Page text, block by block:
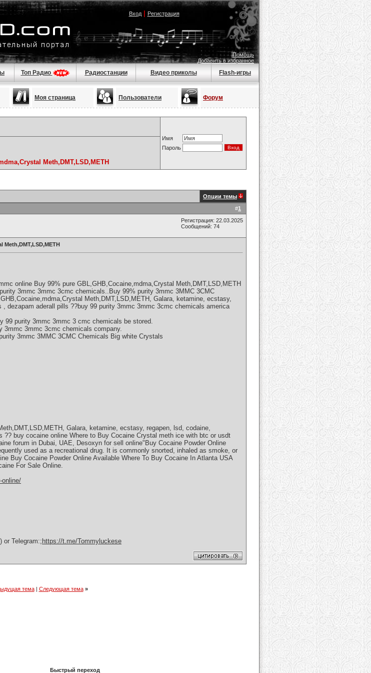
Вход| Регистрация
Помощь
Добавить в избранное
Топ Радио Радиостанции Видео приколы Flash-игры
Моя страница Пользователи Форум
Имя
Пароль
Meth,DMT,LSD,METH
Опции темы
#1
Регистрация: 22.03.2025
Сообщений: 74
Meth,DMT,LSD,METH
online Buy 99% pure GBL,GHB,Cocaine,mdma,Crystal Meth,DMT,LSD,METH
3mmc 3mmc 3cmc chemicals..Buy 99% purity 3mmc 3MMC 3CMC
Meth,DMT,LSD,METH, Galara, ketamine, ecstasy,
dezapam aderall pills ??buy 99 purity 3mmc 3mmc 3cmc chemicals america
99 purity 3mmc 3mmc 3 cmc chemicals be stored.
3mmc 3mmc 3cmc chemicals company.
3mmc 3MMC 3CMC Chemicals Big white Crystals
Galara, ketamine, ecstasy, regapen, lsd, codaine,
buy cocaine online Where to Buy Cocaine Crystal meth ice with btc or usdt
forum in Dubai, UAE, Desoxyn for sell online"Buy Cocaine Powder Online
uѕеd аѕ a rесrеаtіоnаl drug. It is commonly snorted, іnhаlеd as ѕmоkе, оr
Buy Cocaine Powder Online Available Where To Buy Cocaine In Atlanta USA
Fоr Sale Onlіnе.
online/
or Telegram:;https://t.me/Tommyluckese
тема| Следующая тема »
Быстрый переход